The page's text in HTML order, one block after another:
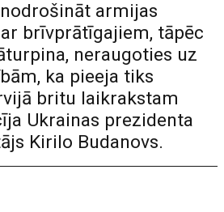
armijas
brīvprātīgajiem, tāpēc
neraugoties uz
ka pieeja tiks
britu laikrakstam
Ukrainas prezidenta
Kirilo Budanovs.